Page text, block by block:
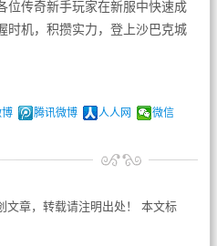
位传奇新手玩家在新服中快速成
时机，积攒实力，登上沙巴克城
腾讯微博 人人网 微信
文章，转载请注明出处！ 本文标